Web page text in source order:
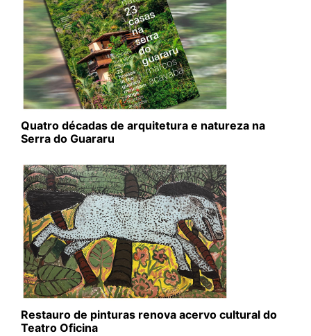
Quatro décadas de arquitetura e natureza na
Serra do Guararu
Restauro de pinturas renova acervo cultural do
Teatro Oficina